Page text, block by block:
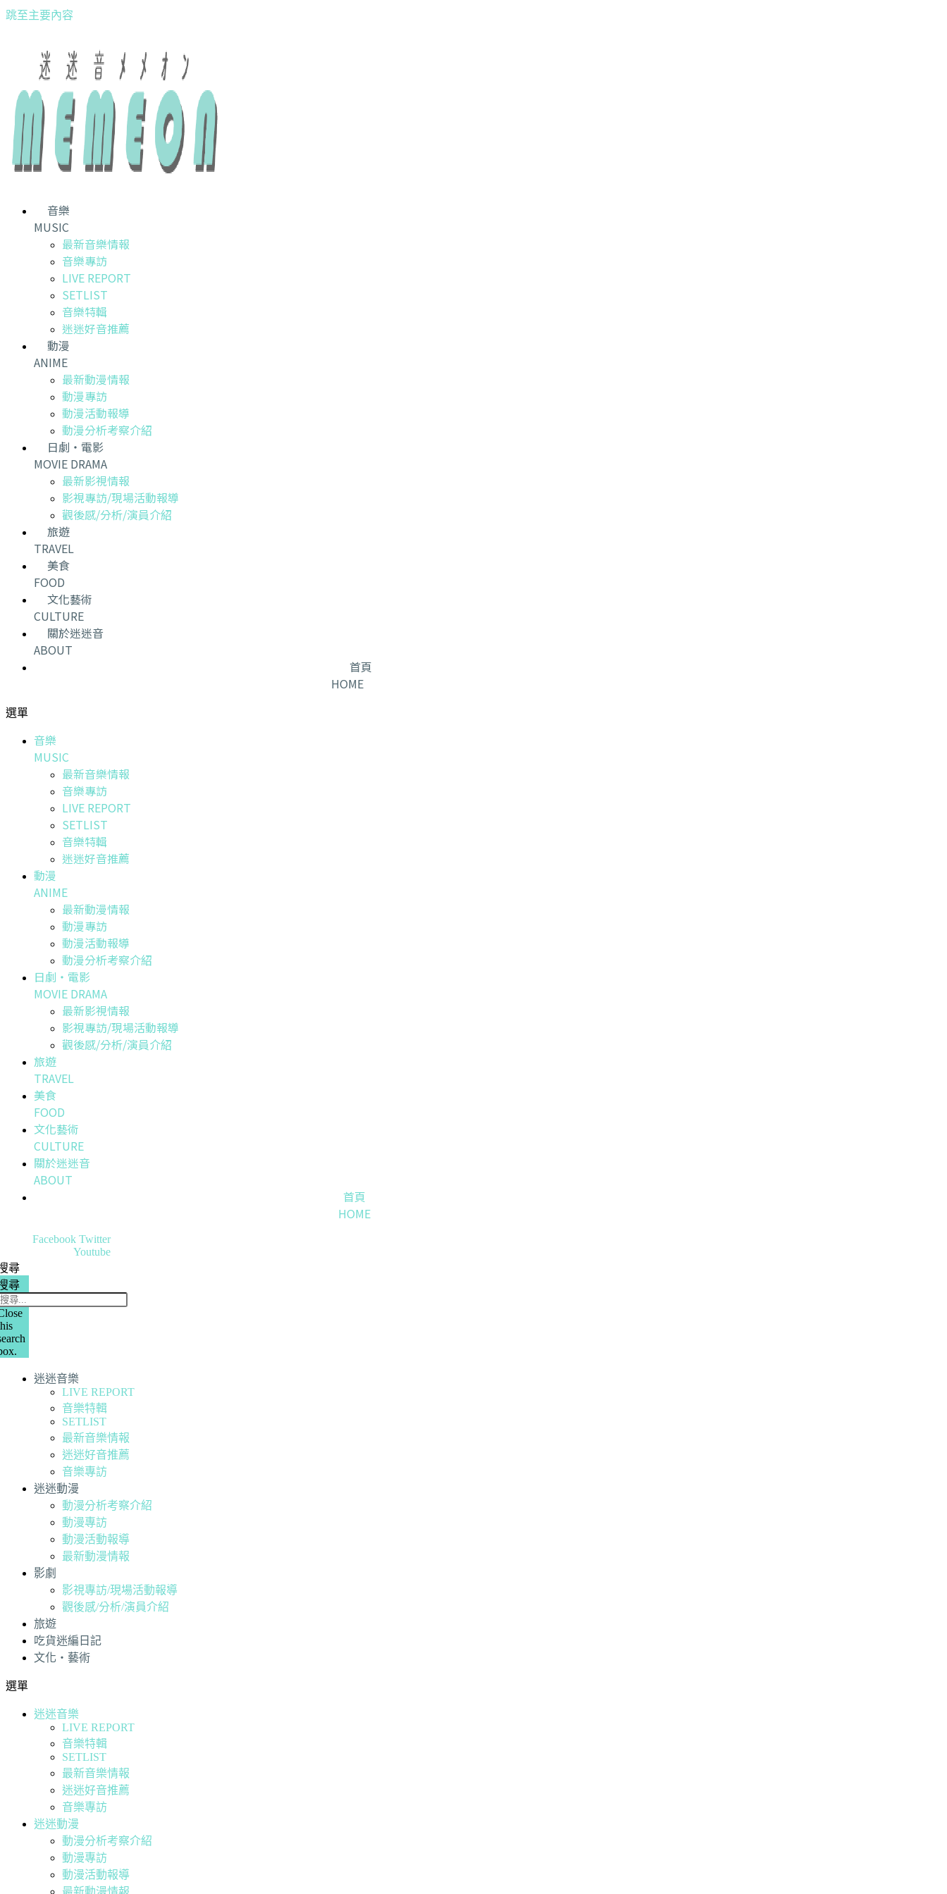
跳至主要內容
音樂
MUSIC
最新音樂情報
音樂專訪
LIVE REPORT
SETLIST
音樂特輯
迷迷好音推薦
動漫
ANIME
最新動漫情報
動漫專訪
動漫活動報導
動漫分析考察介紹
日劇・電影
MOVIE DRAMA
最新影視情報
影視專訪/現場活動報導
觀後感/分析/演員介紹
旅遊
TRAVEL
美食
FOOD
文化藝術
CULTURE
關於迷迷音
ABOUT
首頁
HOME
選單
音樂
MUSIC
最新音樂情報
音樂專訪
LIVE REPORT
SETLIST
音樂特輯
迷迷好音推薦
動漫
ANIME
最新動漫情報
動漫專訪
動漫活動報導
動漫分析考察介紹
日劇・電影
MOVIE DRAMA
最新影視情報
影視專訪/現場活動報導
觀後感/分析/演員介紹
旅遊
TRAVEL
美食
FOOD
文化藝術
CULTURE
關於迷迷音
ABOUT
首頁
HOME
Facebook Twitter
Youtube
尋
尋
迷迷音樂
LIVE REPORT
音樂特輯
SETLIST
最新音樂情報
迷迷好音推薦
音樂專訪
迷迷動漫
動漫分析考察介紹
動漫專訪
動漫活動報導
最新動漫情報
影劇
影視專訪/現場活動報導
觀後感/分析/演員介紹
旅遊
吃貨迷編日記
文化・藝術
選單
迷迷音樂
LIVE REPORT
音樂特輯
SETLIST
最新音樂情報
迷迷好音推薦
音樂專訪
迷迷動漫
動漫分析考察介紹
動漫專訪
動漫活動報導
最新動漫情報